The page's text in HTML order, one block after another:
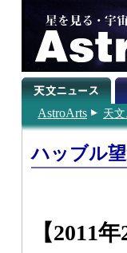
AstroArts 天
ハッブル
【2011